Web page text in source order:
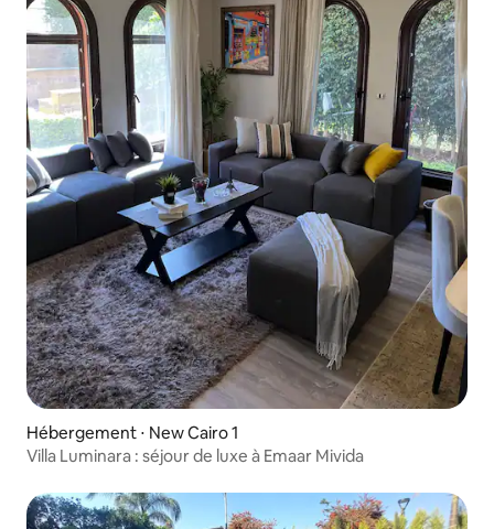
Hébergement ⋅ New Cairo 1
Villa Luminara : séjour de luxe à Emaar Mivida